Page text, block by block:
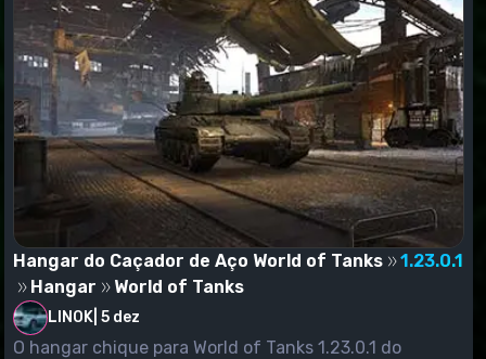
Hangar do Caçador de Aço World of Tanks
1.23.0.1
Hangar
World of Tanks
LINOK 5 dez
O hangar chique para World of Tanks 1.23.0.1 do